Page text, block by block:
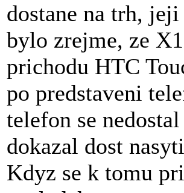
dostane na trh,
bylo zrejme, ze
prichodu HTC
po predstaveni
telefon se
dokazal dost
Kdyz se k tomu